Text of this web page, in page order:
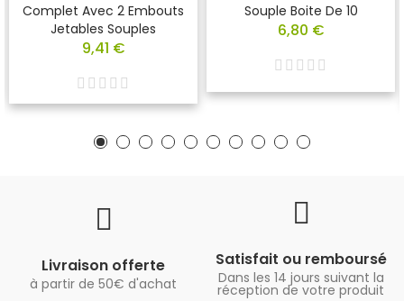
Complet Avec 2 Embouts
Jetables Souples
9,41 €
Souple Boite De 10
6,80 €
Livraison offerte
à partir de 50€ d'achat
Satisfait ou remboursé
Dans les 14 jours suivant la
réception de votre produit